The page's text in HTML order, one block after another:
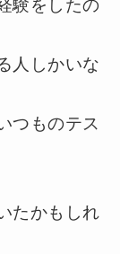
人しかいな
つものテス
たかもしれ